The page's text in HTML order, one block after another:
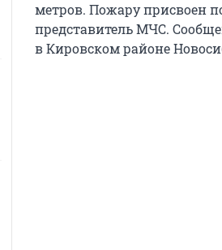
метров. Пожару присвоен
представитель МЧС.
в Кировском районе